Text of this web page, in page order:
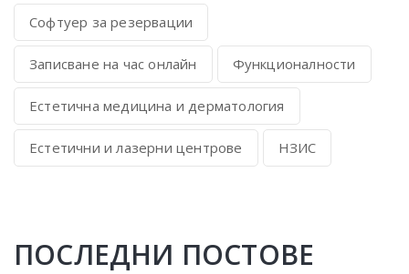
Софтуер за резервации
Записване на час онлайн Функционалности
Естетична медицина и дерматология
Естетични и лазерни центрове НЗИС
ПОСЛЕДНИ ПОСТОВЕ